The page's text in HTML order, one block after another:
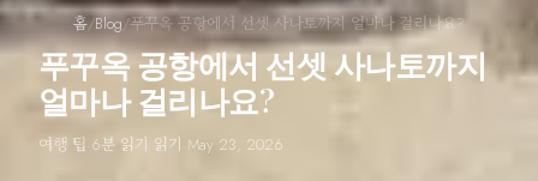
홈/Blog/푸꾸옥 공항에서 선셋 사나토까지 얼마나 걸리나요?
푸꾸옥 공항에서 선셋 사나토까지
얼마나 걸리나요?
여행 팁·6분 읽기 읽기·May 23, 2026